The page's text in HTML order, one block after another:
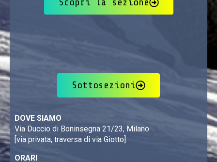
Sottosezioni
DOVE SIAMO
Via Duccio di Boninsegna 21/23, Milano
[via privata, traversa di via Giotto]
ORARI